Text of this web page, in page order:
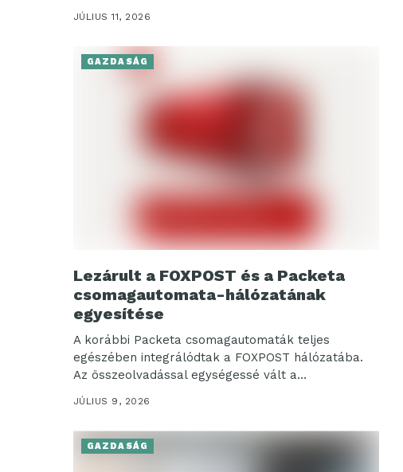
több nyers zöldséget és gyümölcsöt, miközben a...
JÚLIUS 11, 2026
GAZDASÁG
Lezárult a FOXPOST és a Packeta
csomagautomata-hálózatának
egyesítése
A korábbi Packeta csomagautomaták teljes
egészében integrálódtak a FOXPOST hálózatába.
Az összeolvadással egységessé vált a
csomagfeladás folyamata, valamint elkészült az új
FOXPOST mobilalkalmazás,...
JÚLIUS 9, 2026
GAZDASÁG